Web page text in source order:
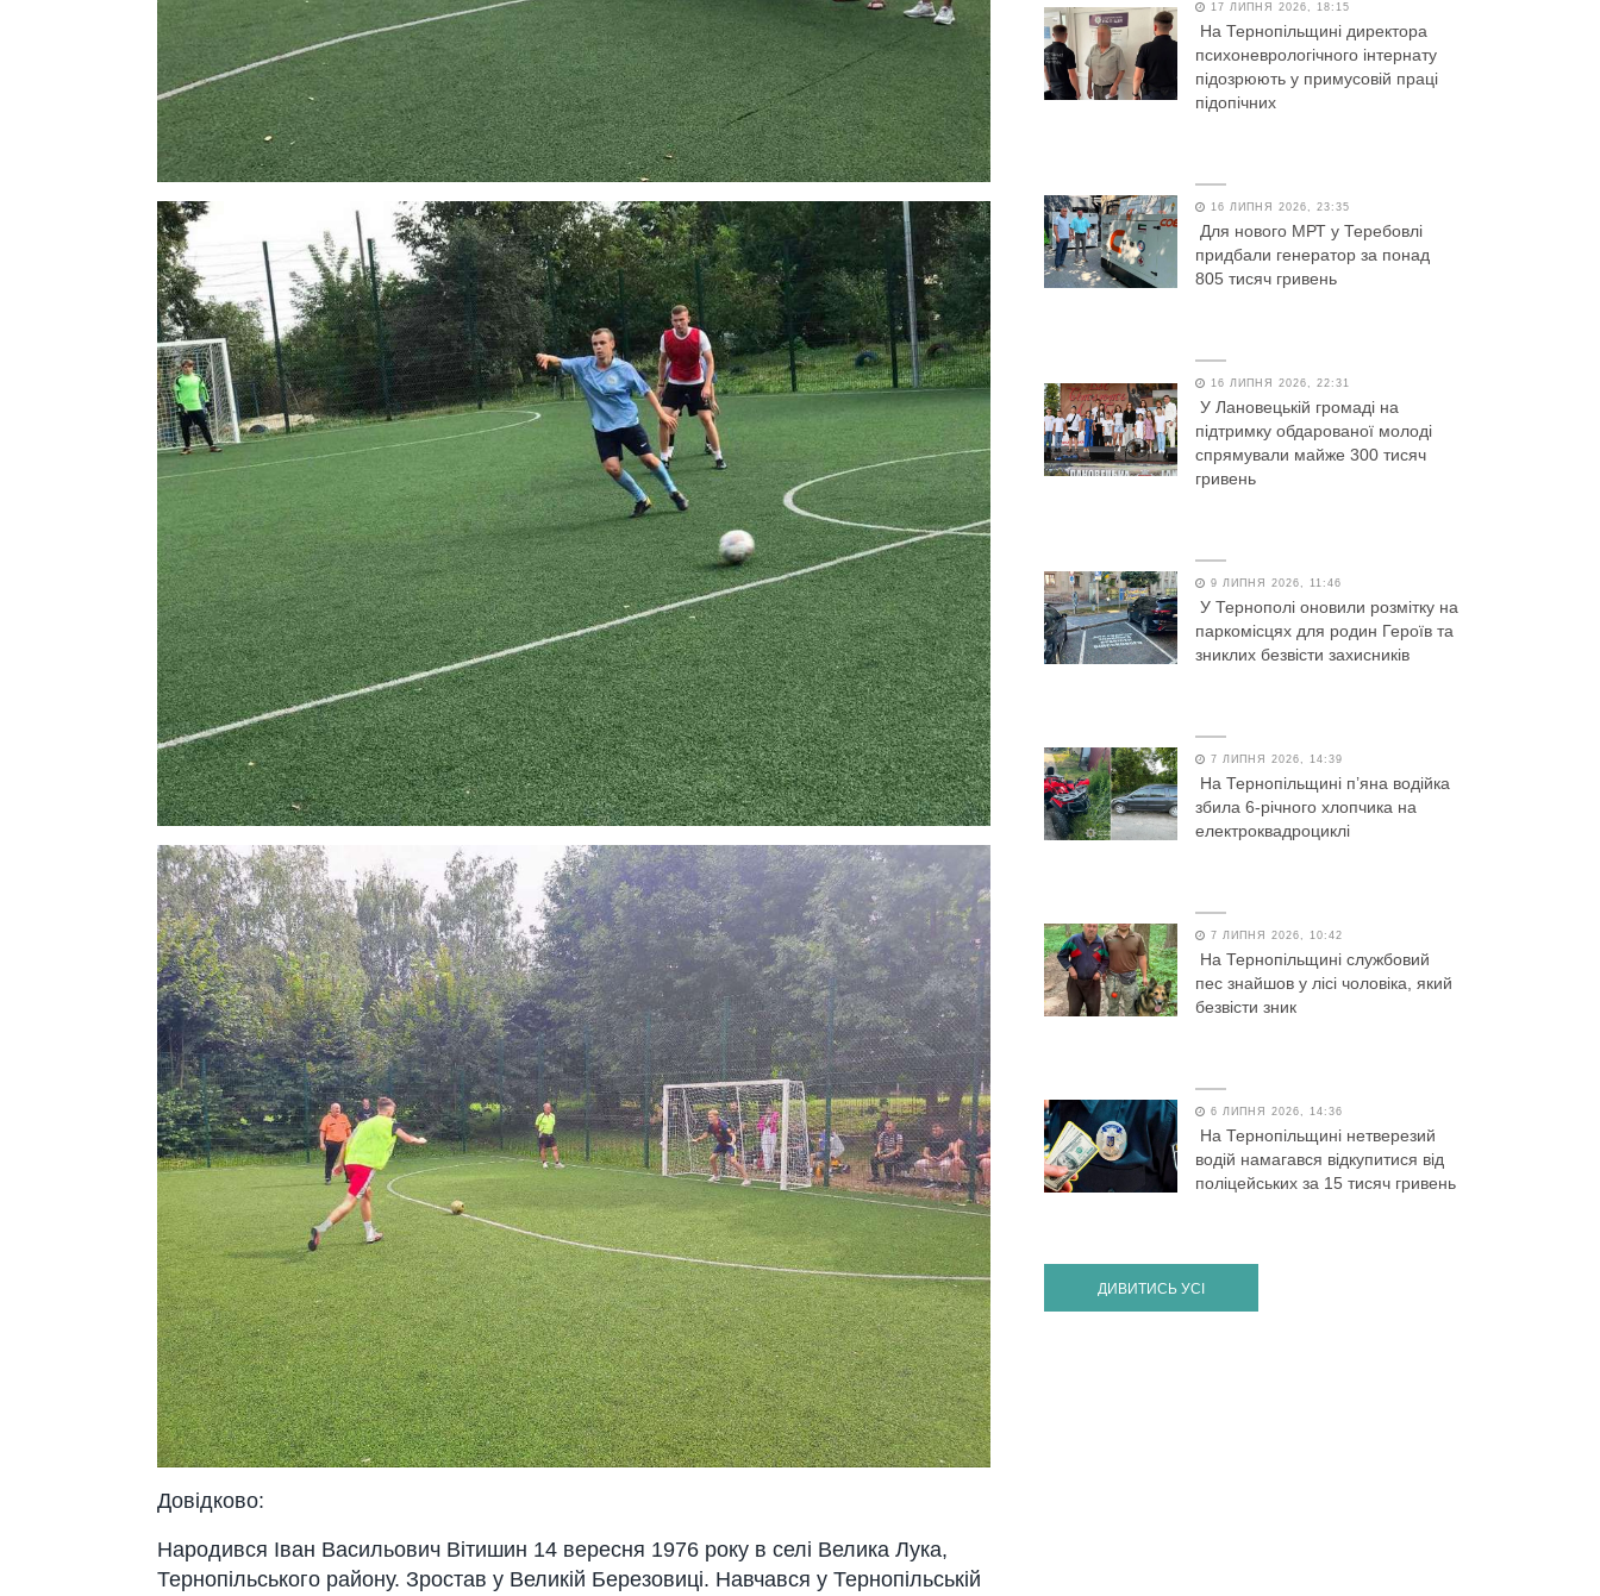
Довідково:
Народився Іван Васильович Вітишин 14 вересня 1976 року в селі Велика Лука,
Тернопільського району. Зростав у Великій Березовиці. Навчався у Тернопільській
17 ЛИПНЯ 2026, 18:15
На Тернопільщині директора
психоневрологічного інтернату
підозрюють у примусовій праці
підопічних
16 ЛИПНЯ 2026, 23:35
Для нового МРТ у Теребовлі
придбали генератор за понад
805 тисяч гривень
16 ЛИПНЯ 2026, 22:31
У Лановецькій громаді на
підтримку обдарованої молоді
спрямували майже 300 тисяч
гривень
9 ЛИПНЯ 2026, 11:46
У Тернополі оновили розмітку на
паркомісцях для родин Героїв та
зниклих безвісти захисників
7 ЛИПНЯ 2026, 14:39
На Тернопільщині п’яна водійка
збила 6-річного хлопчика на
електроквадроциклі
7 ЛИПНЯ 2026, 10:42
На Тернопільщині службовий
пес знайшов у лісі чоловіка, який
безвісти зник
6 ЛИПНЯ 2026, 14:36
На Тернопільщині нетверезий
водій намагався відкупитися від
поліцейських за 15 тисяч гривень
ДИВИТИСЬ УСІ